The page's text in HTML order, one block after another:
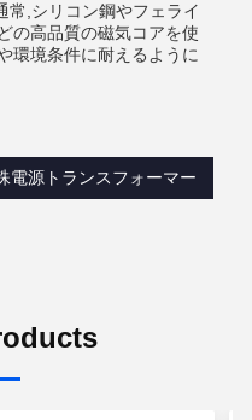
常,シリコン鋼やフェライ
の高品質の磁気コアを使
環境条件に耐えるように
電源トランスフォーマー